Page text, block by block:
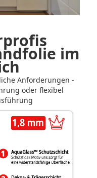
im
Anforderungen -
oder flexibel